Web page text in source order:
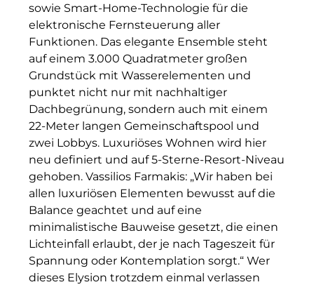
The Verse
United Benefits Holding
Sponsoring
Wealthcap
WEALTHCORE Investment Management
Wemolo
XPAY Group
ZielstattQuartier
123C DIGITAL CONSULTING GMBH
Dr. Aribert Spiegler - Fotografie
sowie Smart-Home-Technologie für die
elektronische Fernsteuerung aller
Funktionen. Das elegante Ensemble steht
auf einem 3.000 Quadratmeter großen
Grundstück mit Wasserelementen und
punktet nicht nur mit nachhaltiger
Dachbegrünung, sondern auch mit einem
22-Meter langen Gemeinschaftspool und
zwei Lobbys. Luxuriöses Wohnen wird hier
neu definiert und auf 5-Sterne-Resort-Niveau
gehoben. Vassilios Farmakis: „Wir haben bei
allen luxuriösen Elementen bewusst auf die
Balance geachtet und auf eine
minimalistische Bauweise gesetzt, die einen
Lichteinfall erlaubt, der je nach Tageszeit für
Spannung oder Kontemplation sorgt.“ Wer
dieses Elysion trotzdem einmal verlassen